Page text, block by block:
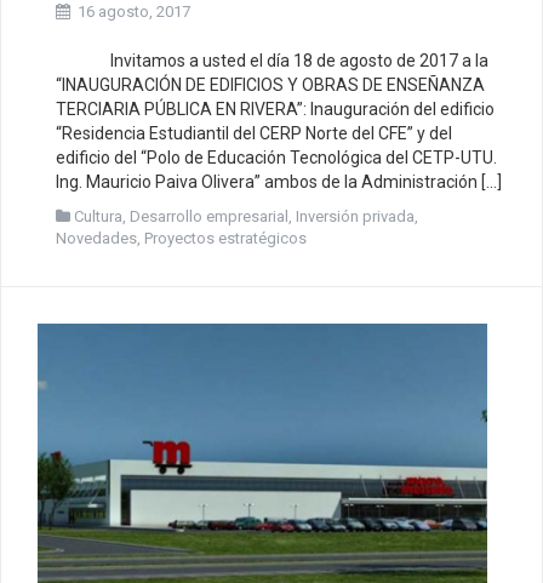
16 agosto, 2017
Invitamos a usted el día 18 de agosto de 2017 a la
“INAUGURACIÓN DE EDIFICIOS Y OBRAS DE ENSEÑANZA
TERCIARIA PÚBLICA EN RIVERA”: Inauguración del edificio
“Residencia Estudiantil del CERP Norte del CFE” y del
edificio del “Polo de Educación Tecnológica del CETP-UTU.
Ing. Mauricio Paiva Olivera” ambos de la Administración […]
Cultura Desarrollo empresarial Inversión privada
Novedades Proyectos estratégicos